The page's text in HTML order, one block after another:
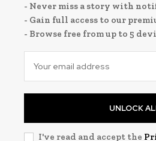
- Never miss a story with
- Gain full access to our
- Browse free from up to 5
UNLOCK
I've read and accept the